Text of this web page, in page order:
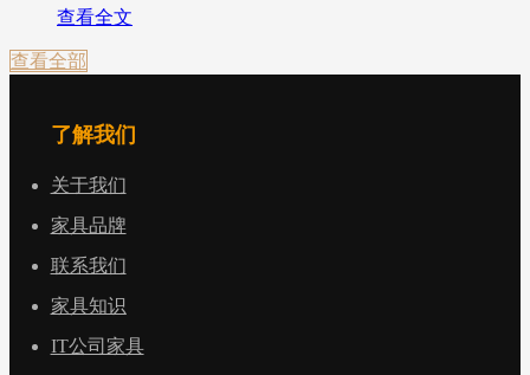
查看全文
查看全部
了解我们
关于我们
家具品牌
联系我们
家具知识
IT公司家具